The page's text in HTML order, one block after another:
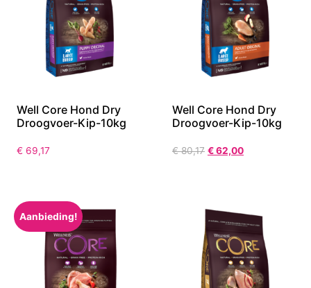
Well Core Hond Dry
Droogvoer-Kip-10kg
€ 69,17
Well Core Hond Dry
Droogvoer-Kip-10kg
€80,17 €62,00
Aanbieding!